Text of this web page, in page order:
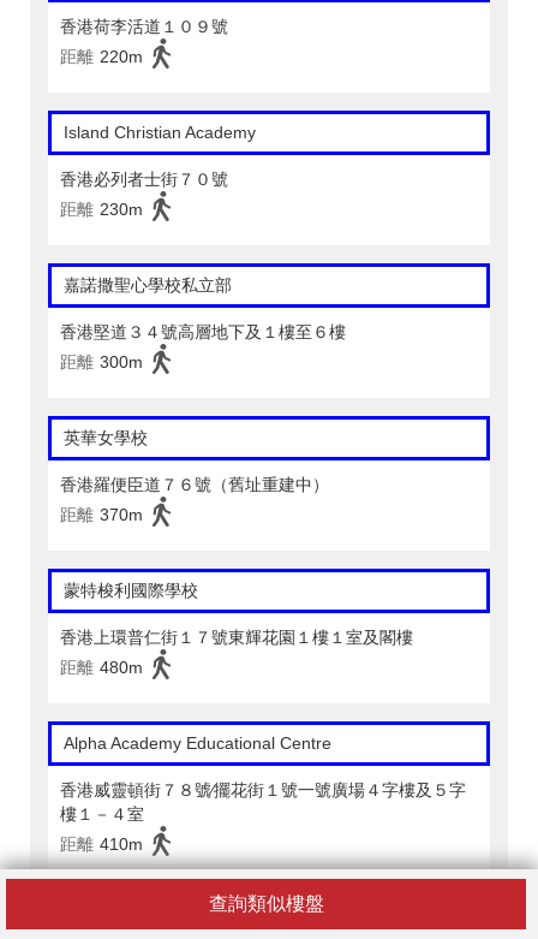
查詢類似樓盤
香港荷李活道１０９號
距離 220m
Island Christian Academy
香港必列者士街７０號
距離 230m
嘉諾撒聖心學校私立部
香港堅道３４號高層地下及１樓至６樓
距離 300m
英華女學校
香港羅便臣道７６號（舊址重建中）
距離 370m
蒙特梭利國際學校
香港上環普仁街１７號東輝花園１樓１室及閣樓
距離 480m
Alpha Academy Educational Centre
香港威靈頓街７８號∕擺花街１號一號廣場４字樓及５字
樓１－４室
距離 410m